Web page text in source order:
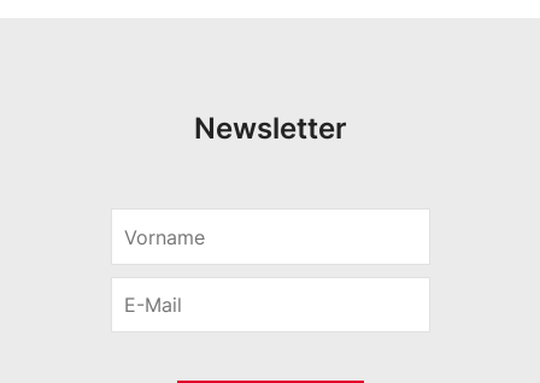
Newsletter
*
r
M